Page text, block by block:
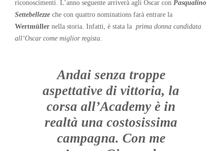
riconoscimenti. L’anno seguente arriverà agli Oscar con Pasqualino
Settebellezze che con quattro nominations farà entrare la
Wertmüller nella storia. Infatti, è stata la prima donna candidata
all’Oscar come miglior regista.
Andai senza troppe
aspettative di vittoria, la
corsa all’Academy è in
realtà una costosissima
campagna. Con me